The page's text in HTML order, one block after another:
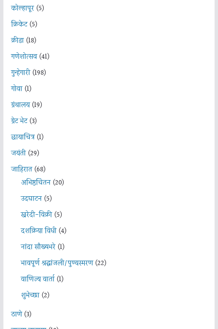
कोल्हापूर(5)
क्रिकेट(5)
क्रीडा(18)
गणेशोत्सव(41)
गुन्हेगारी(198)
गोवा(1)
ग्रंथालय(19)
ग्रेट भेट(3)
छायाचित्र(1)
जयंती(29)
जाहिरात(68)
अभिष्ठचिंतन(20)
उदघाटन(5)
खरेदी-विक्री(5)
दशक्रिया विधी(4)
नांदा सौख्यभरे(1)
भावपूर्ण श्रद्धांजली/पुण्यस्मरण(22)
वाणिज्य वार्ता(1)
शुभेच्छा(2)
ठाणे(3)